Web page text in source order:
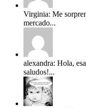
Virginia: Me
mercado...
alexandra: Hola,
saludos!...